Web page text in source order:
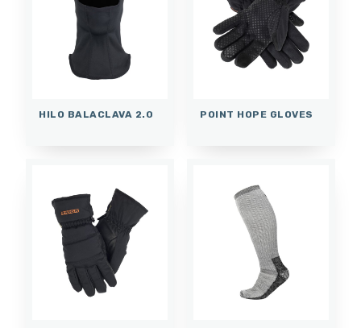
HILO BALACLAVA 2.0 POINT HOPE GLOVES